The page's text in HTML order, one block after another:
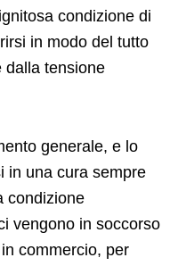
condizione di
in modo del tutto
dalla tensione
generale, e lo
in una cura sempre
condizione
vengono in soccorso
commercio, per